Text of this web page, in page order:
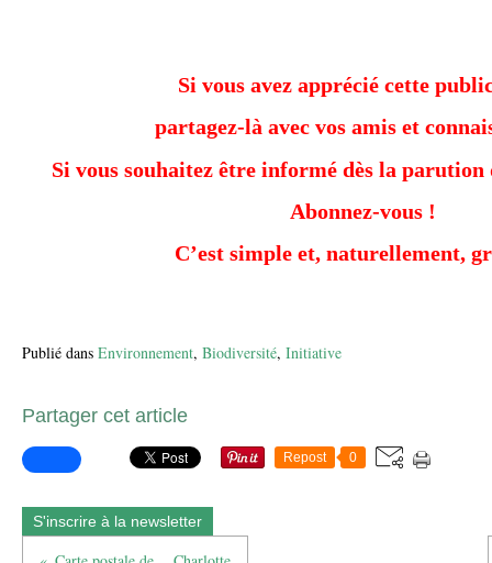
Si vous avez apprécié cette
partagez-là avec vos amis et
Si vous souhaitez être informé dès la
Abonnez-vous !
C’est simple et, naturellement,
Publié dans Environnement, Biodiversité, Initiative
Partager cet article
Repost 0
S'inscrire à la newsletter